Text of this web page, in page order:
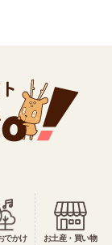
でかけ お土産・買い物